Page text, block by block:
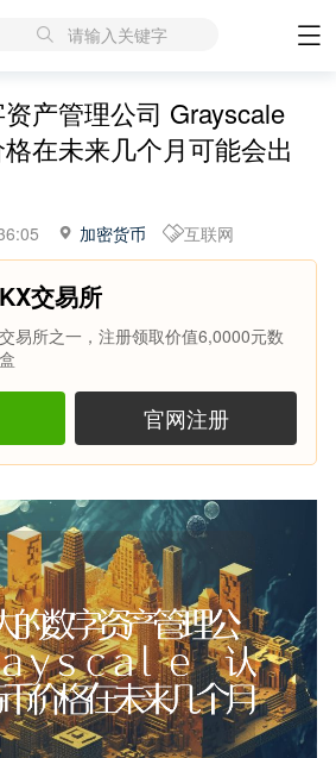
请输入关键字
产管理公司 Grayscale
在未来几个月可能会出
加密货币 互联网
交易所
易所之一，注册领取价值6,0000元数
官网注册